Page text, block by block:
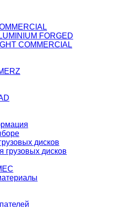
FORGED
COMMERCIAL
дисков
грузовых дисков